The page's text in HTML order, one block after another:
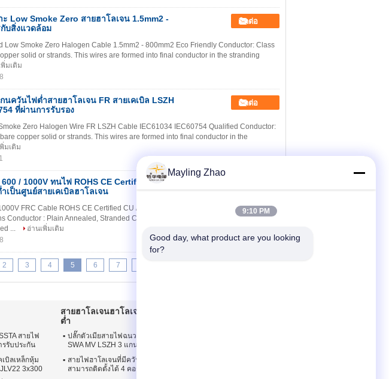
ะ Low Smoke Zero สายฮาโลเจน 1.5mm2 -
บสิ่งแวดล้อม
ติดต่อ
Low Smoke Zero Halogen Cable 1.5mm2 - 800mm2 Eco Friendly Conductor: Class
solid or strands. This wires are formed into final conductor in the stranding
พิ่มเติม
นควันไฟต่ำสายฮาโลเจน FR สายเคเบิล LSZH
ที่ผ่านการรับรอง
ติดต่อ
Zero Halogen Wire FR LSZH Cable IEC61034 IEC60754 Qualified Conductor:
copper solid or strands. This wires are formed into final conductor in the
มเติม
/ 1000V ทนไฟ ROHS CE Certified CU / XLPE /
เป็นศูนย์สายเคเบิลฮาโลเจน
FRC Cable ROHS CE Certified CU / XLPE / LSZH Low Smoke Zero Halogen
Conductor : Plain Annealed, Stranded Circular Non – Compacted or Circular
...
อ่านเพิ่มเติม
2 3 4 5 6 7
สายไฟ
รับประกัน
เบิลเหล็กหุ้ม
3x300
สายฮาโลเจนฮาโลเจนที่มีควันอ่อน
ต่ำ
ปลั๊กตัวเมียสายไฟฉนวน EPR / XLPE
SWA MV LSZH 3 แกน
สายไฟฮาโลเจนที่มีควันไฟต่ำไม่ติดไฟ
สามารถติดตั้งได้ 4 คอร์ 0.6KV / 1KV
Mayling Zhao
9:10 PM
Good day, what product are you looking
for?